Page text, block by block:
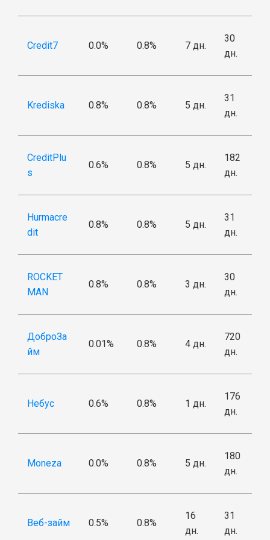
Credit7 0.0% 0.8% 7 дн.
30
дн.
Krediska 0.8% 0.8% 5 дн.
31
дн.
CreditPlu
s
0.6% 0.8% 5 дн.
182
дн.
Hurmacre
dit
0.8% 0.8% 5 дн.
31
дн.
ROCKET
MAN
0.8% 0.8% 3 дн.
30
дн.
ДоброЗа
йм
0.01% 0.8% 4 дн.
720
дн.
Небус 0.6% 0.8% 1 дн.
176
дн.
Moneza 0.0% 0.8% 5 дн.
180
дн.
Веб-займ 0.5% 0.8%
16
дн.
31
дн.